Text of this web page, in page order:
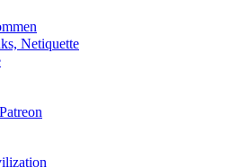
Netiquette